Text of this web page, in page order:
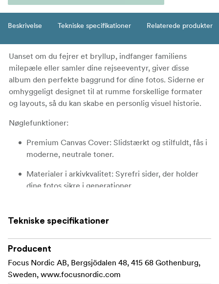
Beskrivelse Tekniske specifikationer Relaterede produkter
Uanset om du fejrer et bryllup, indfanger familiens
milepæle eller samler dine rejseeventyr, giver disse
album den perfekte baggrund for dine fotos. Siderne er
omhyggeligt designet til at rumme forskellige formater
og layouts, så du kan skabe en personlig visuel historie.
Nøglefunktioner:
Premium Canvas Cover: Slidstærkt og stilfuldt, fås i
moderne, neutrale toner.
Materialer i arkivkvalitet: Syrefri sider, der holder
dine fotos sikre i generationer.
en tiårig garanti.
Elegant design: En ren, minimalistisk æstetik, der
passer til enhver lejlighed eller indretning.
Blanding af elegance med gennemtænkt funktionalitet,
Tekniske specifikationer
Producent
Focus Nordic AB, Bergsjödalen 48, 415 68 Gothenburg,
Sweden, www.focusnordic.com